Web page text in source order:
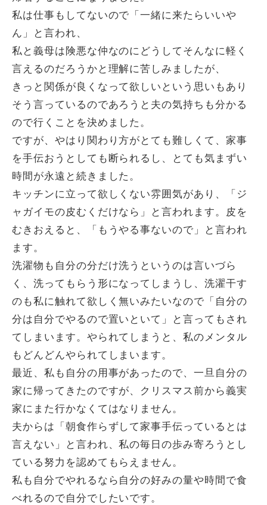
私は仕事もしてないので「一緒に来たらいいや
ん」と言われ、
私と義母は険悪な仲なのにどうしてそんなに軽く
言えるのだろうかと理解に苦しみましたが、
きっと関係が良くなって欲しいという思いもあり
そう言っているのであろうと夫の気持ちも分かる
ので行くことを決めました。
ですが、やはり関わり方がとても難しくて、家事
を手伝おうとしても断られるし、とても気まずい
時間が永遠と続きました。
キッチンに立って欲しくない雰囲気があり、「ジ
ャガイモの皮むくだけなら」と言われます。皮を
むきおえると、「もうやる事ないので」と言われ
ます。
洗濯物も自分の分だけ洗うというのは言いづら
く、洗ってもらう形になってしまうし、洗濯干す
のも私に触れて欲しく無いみたいなので「自分の
分は自分でやるので置いといて」と言ってもされ
てしまいます。やられてしまうと、私のメンタル
もどんどんやられてしまいます。
最近、私も自分の用事があったので、一旦自分の
家に帰ってきたのですが、クリスマス前から義実
家にまた行かなくてはなりません。
夫からは「朝食作らずして家事手伝っているとは
言えない」と言われ、私の毎日の歩み寄ろうとし
ている努力を認めてもらえません。
私も自分でやれるなら自分の好みの量や時間で食
べれるので自分でしたいです。